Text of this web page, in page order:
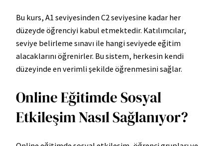
Bu kurs, A1 seviyesinden C2 seviyesine kadar her
düzeyde öğrenciyi kabul etmektedir. Katılımcılar,
seviye belirleme sınavı ile hangi seviyede eğitim
alacaklarını öğrenirler. Bu sistem, herkesin kendi
düzeyinde en verimli şekilde öğrenmesini sağlar.
Online Eğitimde Sosyal
Etkileşim Nasıl Sağlanıyor?